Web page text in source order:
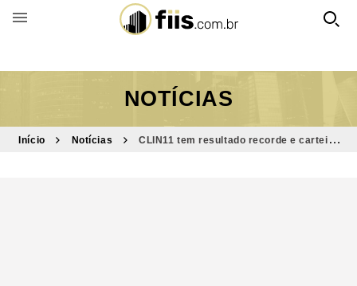
BUSCAR POR FUNDO
NOTÍCIAS
Início Notícias
CLIN11 tem resultado recorde e carteira